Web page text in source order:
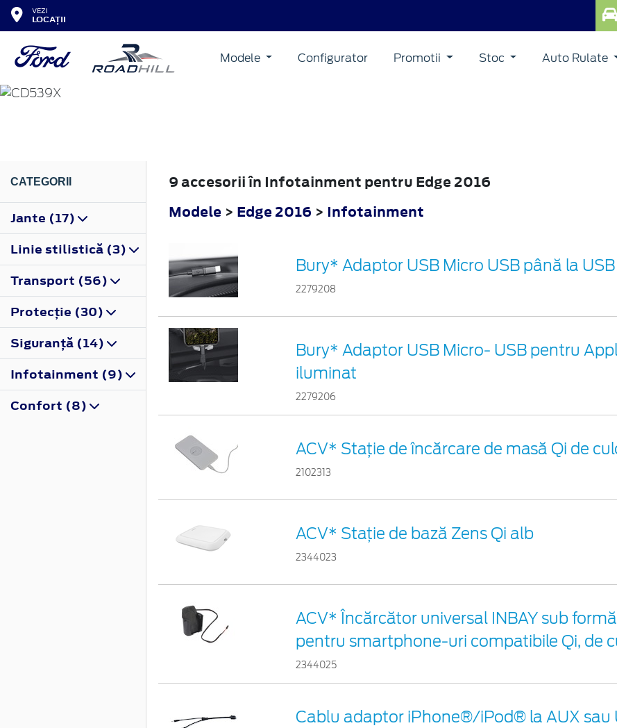
VEZI
LOCAȚII
Modele Configurator Promotii Stoc Auto Rulate
EDGE
CATEGORII
Jante (17)
Linie stilistică (3)
Transport (56)
Protecţie (30)
Siguranţă (14)
Infotainment (9)
Confort (8)
9 accesorii în Infotainment pentru Edge 2016
Modele > Edge 2016 > Infotainment
Bury* Adaptor USB Micro USB până la
2279208
Bury* Adaptor USB Micro- USB pentru
iluminat
2279206
ACV* Stație de încărcare de masă Qi de
2102313
ACV* Stație de bază Zens Qi alb
2344023
ACV* Încărcător universal INBAY sub
pentru smartphone-uri compatibile Qi, de
2344025
Cablu adaptor iPhone®/iPod® la AUX sau